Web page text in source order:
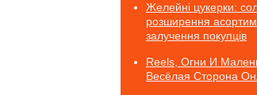
Желейні цукерки:
розширення
залучення покупців
Reels, Огни И
Весёлая Сторона